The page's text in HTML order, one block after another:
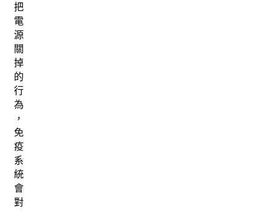
把
電
源
關
掉
的
行
為
，
免
疫
系
統
會
對